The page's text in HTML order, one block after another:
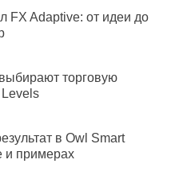
FX Adaptive: от идеи до
торговую
в Owl Smart
и примерах